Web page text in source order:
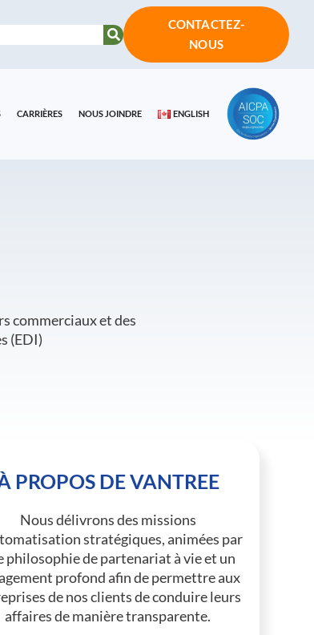
CONTACTEZ-
NOUS
CARRIÈRES NOUS JOINDRE ENGLISH
commerciaux et des
(EDI)
PROPOS DE VANTREE
Nous délivrons des missions
stratégiques, animées par
philosophie de partenariat à vie et un
profond afin de permettre aux
de nos clients de conduire leurs
affaires de manière transparente.